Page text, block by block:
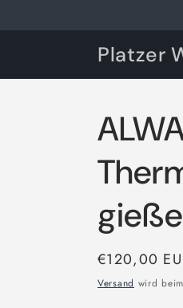
Inhalt
Platzer
Normaler
Preis
€120,00
Versand wird